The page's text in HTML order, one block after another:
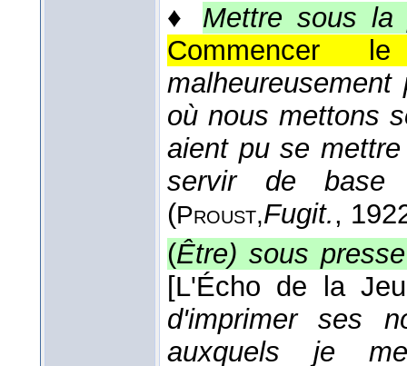
♦ Mettre sous la
Commencer
où nous mettons
aient pu se
servir de base
(Proust,Fugit.,
(Être) sous presse
[L'Écho de la
d'imprimer ses
auxquels je